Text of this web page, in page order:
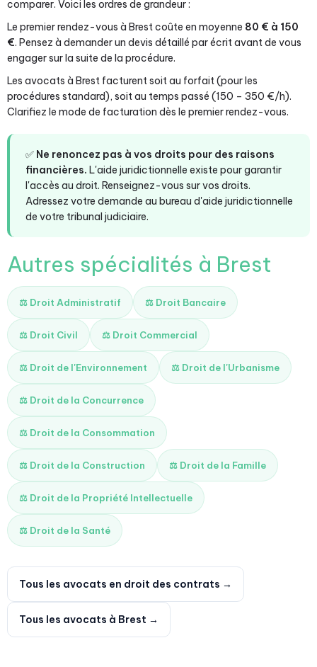
comparer. Voici les ordres de grandeur :
Le premier rendez-vous à Brest coûte en moyenne 80 € à 150
€. Pensez à demander un devis détaillé par écrit avant de vous
engager sur la suite de la procédure.
Les avocats à Brest facturent soit au forfait (pour les
procédures standard), soit au temps passé (150 – 350 €/h).
Clarifiez le mode de facturation dès le premier rendez-vous.
✅ Ne renoncez pas à vos droits pour des raisons
financières. L'aide juridictionnelle existe pour garantir
l'accès au droit. Renseignez-vous sur vos droits.
Adressez votre demande au bureau d'aide juridictionnelle
de votre tribunal judiciaire.
Autres spécialités à Brest
⚖️ Droit Administratif ⚖️ Droit Bancaire
⚖️ Droit Civil ⚖️ Droit Commercial
⚖️ Droit de l'Environnement ⚖️ Droit de l'Urbanisme
⚖️ Droit de la Concurrence
⚖️ Droit de la Consommation
⚖️ Droit de la Construction ⚖️ Droit de la Famille
⚖️ Droit de la Propriété Intellectuelle
⚖️ Droit de la Santé
Tous les avocats en droit des contrats →
Tous les avocats à Brest →